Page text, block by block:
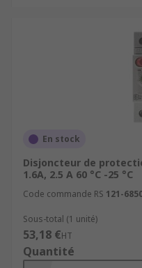
En stock
Disjoncteur de
1.6A, 2.5 A 60 °C -25 °C
Code commande RS 121-
Sous-total (1 unité)
53,18 €HT
Quantité